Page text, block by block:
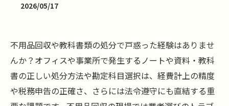
2026/05/17
不用品回収や教科書類の処分で戸惑った経験はありませ
んか？オフィスや事業所で発生するノートや資料・教科
書の正しい処分方法や勘定科目選択は、経費計上の精度
や税務申告の正確さ、さらには法令遵守にも直結する重